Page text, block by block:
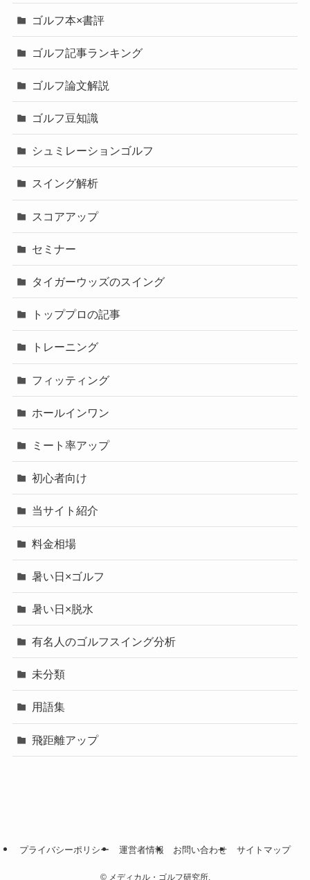
ゴルフ本×書評
ゴルフ記事ランキング
ゴルフ論文解説
ゴルフ豆知識
シュミレーションゴルフ
スイング解析
スコアアップ
セミナー
タイガーウッズのスイング
トッププロの記事
トレーニング
フィッティング
ホールインワン
ミート率アップ
初心者向け
当サイト紹介
料金相場
暑い日×ゴルフ
暑い日×脱水
有名人のゴルフスイング分析
未分類
用語集
飛距離アップ
プライバシーポリシー 運営者情報 お問い合わせ サイトマップ
©メディカル・ゴルフ研究所.